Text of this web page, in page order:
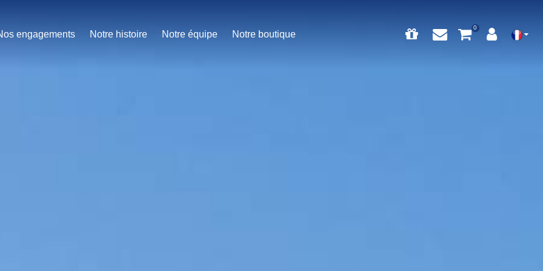
engagements Notre histoire Notre équipe Notre boutique 0